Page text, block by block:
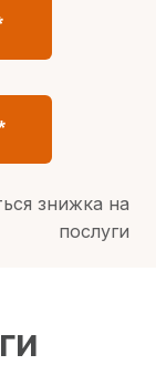
знижка на
послуги